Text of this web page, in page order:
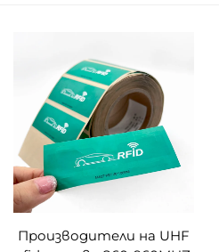
Производители на UHF